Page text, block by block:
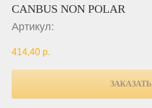
CANBUS NON POLAR
Артикул:
414,40 р.
ЗАКАЗАТЬ